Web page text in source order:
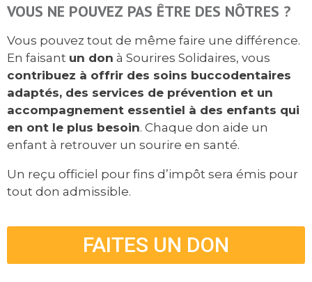
VOUS NE POUVEZ PAS ÊTRE DES NÔTRES ?
Vous pouvez tout de même faire une différence.
En faisant un don à Sourires Solidaires, vous
contribuez à offrir des soins buccodentaires
adaptés, des services de prévention et un
accompagnement essentiel à des enfants qui
en ont le plus besoin. Chaque don aide un
enfant à retrouver un sourire en santé.
Un reçu officiel pour fins d’impôt sera émis pour
tout don admissible.
FAITES UN DON